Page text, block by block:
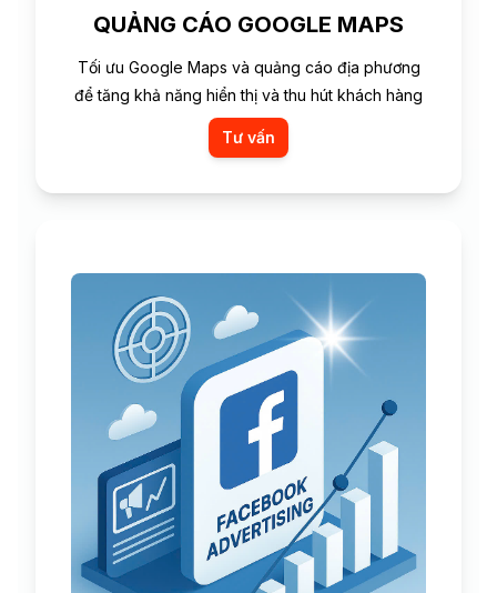
QUẢNG CÁO GOOGLE MAPS
Tối ưu Google Maps và quảng cáo địa phương
để tăng khả năng hiển thị và thu hút khách hàng
Tư vấn